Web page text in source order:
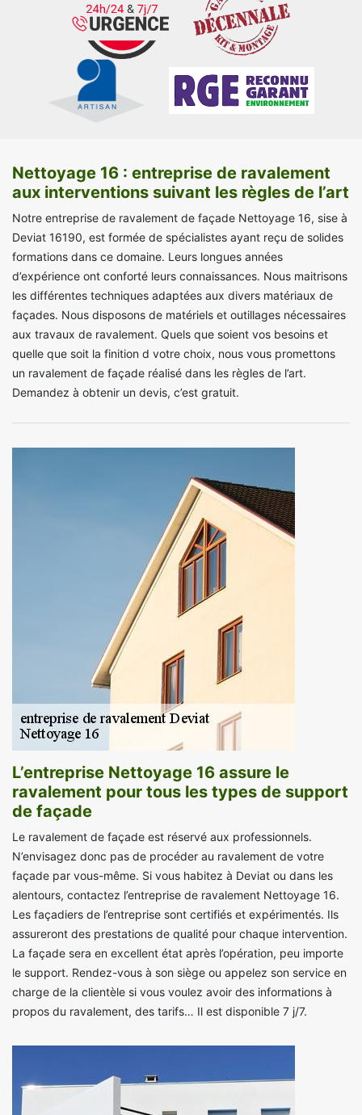
Nettoyage 16 : entreprise de ravalement
aux interventions suivant les règles de l’art
Notre entreprise de ravalement de façade Nettoyage 16, sise à
Deviat 16190, est formée de spécialistes ayant reçu de solides
formations dans ce domaine. Leurs longues années
d’expérience ont conforté leurs connaissances. Nous maitrisons
les différentes techniques adaptées aux divers matériaux de
façades. Nous disposons de matériels et outillages nécessaires
aux travaux de ravalement. Quels que soient vos besoins et
quelle que soit la finition d votre choix, nous vous promettons
un ravalement de façade réalisé dans les règles de l’art.
Demandez à obtenir un devis, c’est gratuit.
L’entreprise Nettoyage 16 assure le
ravalement pour tous les types de support
de façade
Le ravalement de façade est réservé aux professionnels.
N’envisagez donc pas de procéder au ravalement de votre
façade par vous-même. Si vous habitez à Deviat ou dans les
alentours, contactez l’entreprise de ravalement Nettoyage 16.
Les façadiers de l’entreprise sont certifiés et expérimentés. Ils
assureront des prestations de qualité pour chaque intervention.
La façade sera en excellent état après l’opération, peu importe
le support. Rendez-vous à son siège ou appelez son service en
charge de la clientèle si vous voulez avoir des informations à
propos du ravalement, des tarifs… Il est disponible 7 j/7.